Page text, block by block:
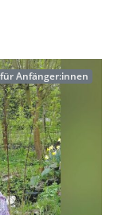
Anfänger:innen